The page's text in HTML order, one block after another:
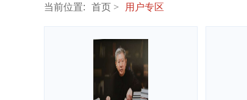
当前位置: 首页 用户专区